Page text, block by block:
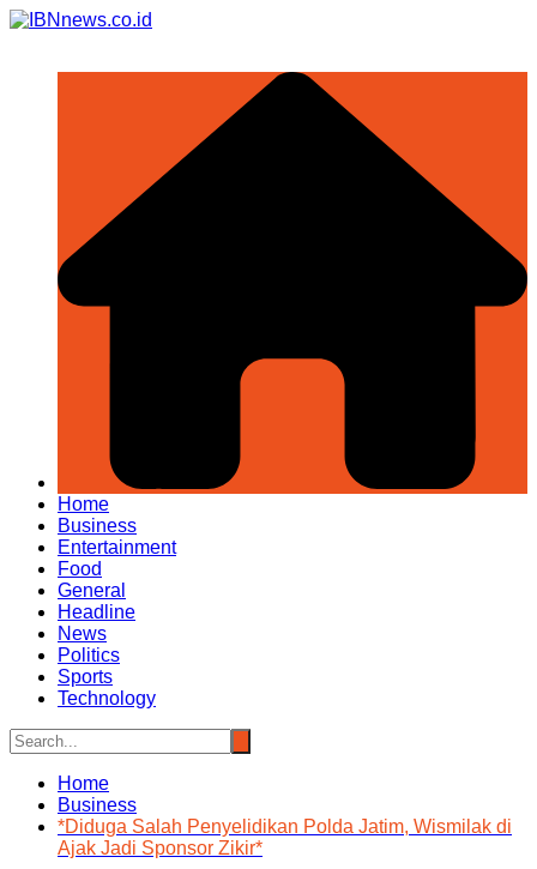
Skip
Home
Business
Entertainment
Food
General
Headline
News
Politics
Sports
Technology
Home
Business
*Diduga Salah Penyelidikan Polda Jatim, Wismilak di
Ajak Jadi Sponsor Zikir*